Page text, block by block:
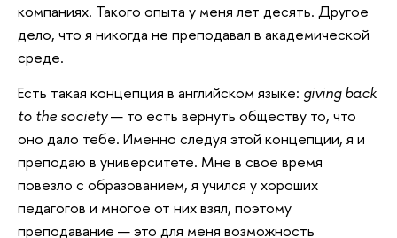
компаниях. Такого опыта у меня лет десять. Другое
дело, что я никогда не преподавал в академической
среде.
Есть такая концепция в английском языке: giving back
to the society— то есть вернуть обществу то, что
оно дало тебе. Именно следуя этой концепции, я и
преподаю в университете. Мне в свое время
повезло с образованием, я учился у хороших
педагогов и многое от них взял, поэтому
преподавание — это для меня возможность